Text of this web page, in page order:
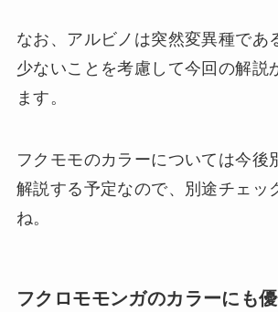
なお、アルビノは突然変異種であ
少ないことを考慮して今回の解説
ます。
フクモモのカラーについては今後
解説する予定なので、別途チェッ
ね。
フクロモモンガのカラーにも